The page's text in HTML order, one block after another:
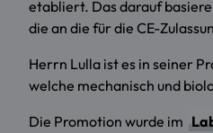
etabliert. Das darauf
die an die für die CE-
Herrn Lulla ist es in seiner
welche mechanisch und
Die Promotion wurde im